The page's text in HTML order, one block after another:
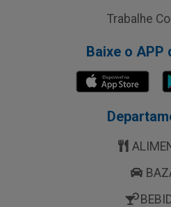
Trabalhe
Baixe o APP